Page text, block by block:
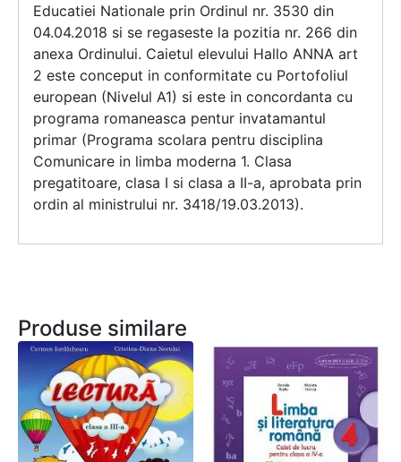
Educatiei Nationale prin Ordinul nr. 3530 din
04.04.2018 si se regaseste la pozitia nr. 266 din
anexa Ordinului. Caietul elevului Hallo ANNA art
2 este conceput in conformitate cu Portofoliul
european (Nivelul A1) si este in concordanta cu
programa romaneasca pentur invatamantul
primar (Programa scolara pentru disciplina
Comunicare in limba moderna 1. Clasa
pregatitoare, clasa I si clasa a II-a, aprobata prin
ordin al ministrului nr. 3418/19.03.2013).
Produse similare